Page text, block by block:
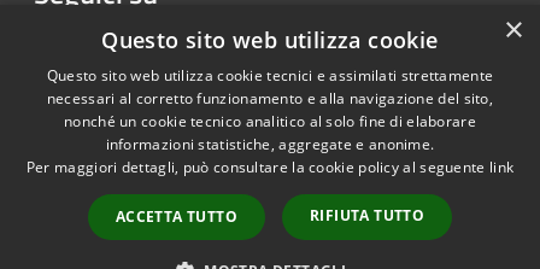
Whatsapp
Accessibilità
Copyright © 2026 • Comune di
Turate • Powered by
Municipium•
Accesso
redazione
×
Questo sito web utilizza cookie
Questo sito web utilizza cookie tecnici e assimilati strettamente
necessari al corretto funzionamento e alla navigazione del sito,
nonché un cookie tecnico analitico al solo fine di elaborare
informazioni statistiche, aggregate e anonime.
Per maggiori dettagli, può consultare la cookie policy al seguente link
ACCETTA TUTTO RIFIUTA TUTTO